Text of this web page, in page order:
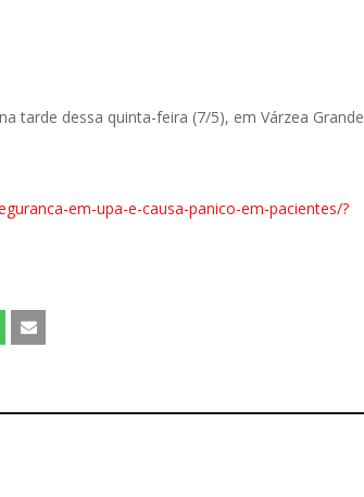
tarde dessa quinta-feira (7/5), em Várzea Grande
em-upa-e-causa-panico-em-pacientes/?